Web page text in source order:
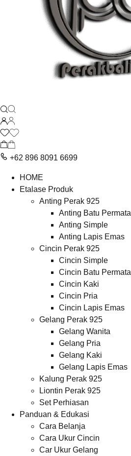
+62 896 8091 6699
HOME
Etalase Produk
Anting Perak 925
Anting Batu Permata
Anting Simple
Anting Lapis Emas
Cincin Perak 925
Cincin Simple
Cincin Batu Permata
Cincin Kaki
Cincin Pria
Cincin Lapis Emas
Gelang Perak 925
Gelang Wanita
Gelang Pria
Gelang Kaki
Gelang Lapis Emas
Kalung Perak 925
Liontin Perak 925
Set Perhiasan
Panduan & Edukasi
Cara Belanja
Cara Ukur Cincin
Car Ukur Gelang